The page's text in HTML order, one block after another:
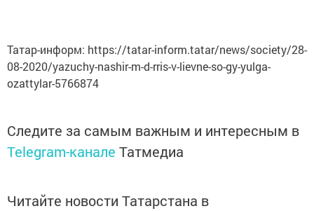
Татар-информ: https://tatar-inform.tatar/news/society/28-
08-2020/yazuchy-nashir-m-d-rris-v-lievne-so-gy-yulga-
ozattylar-5766874
Следите за самым важным и интересным в
Telegram-канале Татмедиа
Читайте новости Татарстана в